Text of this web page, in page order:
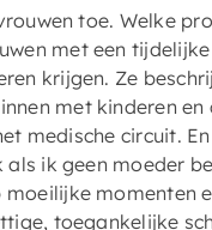
toe. Welke
met een
krijgen. Ze
met kinderen
medische circuit.
ik geen moeder
momenten
toegankelijke